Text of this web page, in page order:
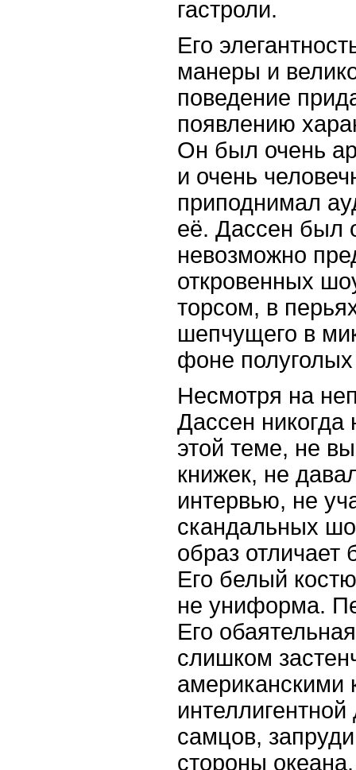
гастроли.
Его
манеры и
поведение
появлению
Он был очень
и очень
приподнимал
её. Дассен был
невозможно
откровенных
торсом, в
шепчущего в
фоне
Несмотря на
Дассен никогда
этой теме, не
книжек, не
интервью, не
скандальных
образ отличает
Его белый
не униформа.
Его
слишком
американскими
самцов,
стороны